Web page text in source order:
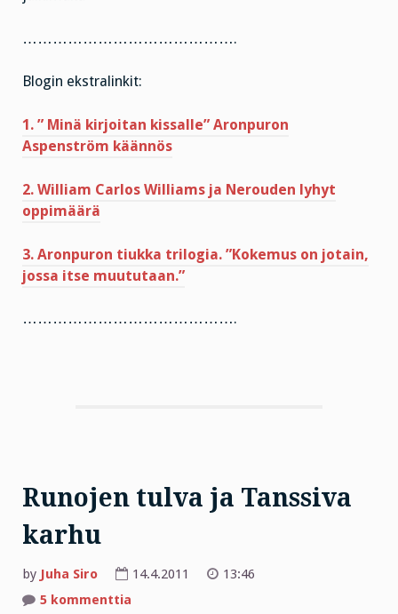
…………………………………….
Blogin ekstralinkit:
1. ” Minä kirjoitan kissalle” Aronpuron
Aspenström käännös
2. William Carlos Williams ja Nerouden lyhyt
oppimäärä
3. Aronpuron tiukka trilogia. ”Kokemus on jotain,
jossa itse muututaan.”
…………………………………….
Runojen tulva ja Tanssiva
karhu
by Juha Siro 14.4.2011
13:46
5 kommenttia